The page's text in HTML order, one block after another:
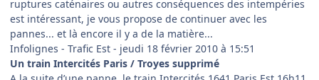
ruptures caténaires ou autres conséquences des intempéries
est intéressant, je vous propose de continuer avec les
pannes... et là encore il y a de la matière...
Infolignes - Trafic Est - jeudi 18 février 2010 à 15:51
Un train Intercités Paris / Troyes supprimé